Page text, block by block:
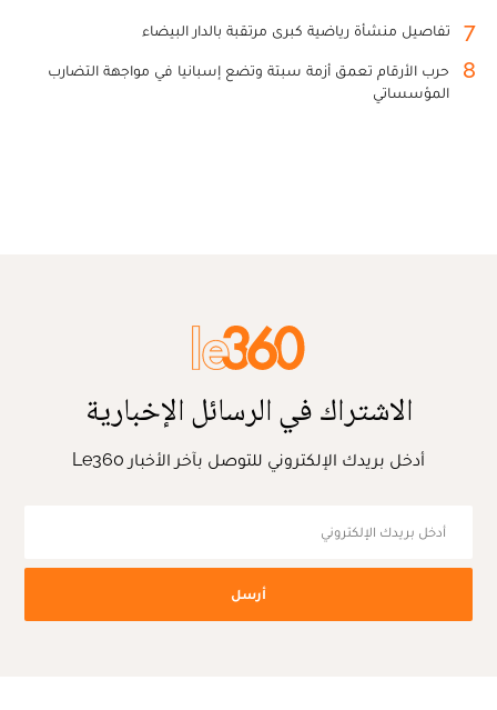
7 تفاصيل منشأة رياضية كبرى مرتقبة بالدار البيضاء
8
حرب الأرقام تعمق أزمة سبتة وتضع إسبانيا في مواجهة التضارب
المؤسساتي
الاشتراك في الرسائل الإخبارية
أدخل بريدك الإلكتروني للتوصل بآخر الأخبار Le360
أرسل